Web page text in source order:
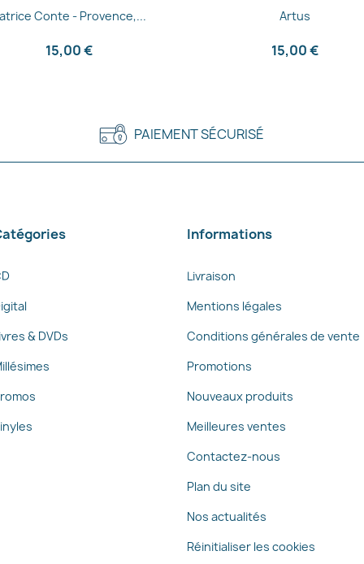
Aperçu rapide
Conte - Provence,...
15,00 €
Aperçu rapide
Artus
15,00 €
PAIEMENT SÉCURISÉ
& DVDs
Informations
Livraison
Mentions légales
Conditions générales de vente
Promotions
Nouveaux produits
Meilleures ventes
Contactez-nous
Plan du site
Nos actualités
Réinitialiser les cookies